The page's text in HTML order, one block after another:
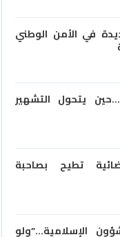
في الأمن الوطني
يتحول التشهير
تطيح بصاحبة
الإسلامية…”ولو